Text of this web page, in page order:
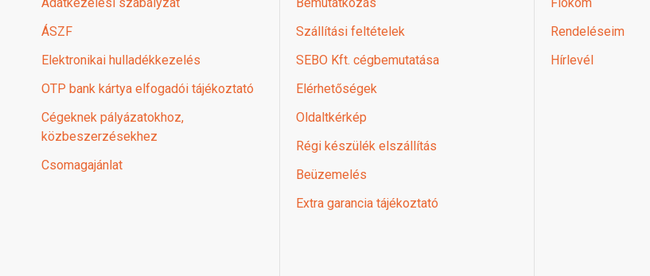
ÁSZF
Elektronikai hulladékkezelés
OTP bank kártya elfogadói tájékoztató
Cégeknek pályázatokhoz,
közbeszerzésekhez
Csomagajánlat
Szállítási feltételek
SEBO Kft. cégbemutatása
Elérhetőségek
Oldaltkérkép
Régi készülék elszállítás
Beüzemelés
Extra garancia tájékoztató
Rendeléseim
Hírlevél